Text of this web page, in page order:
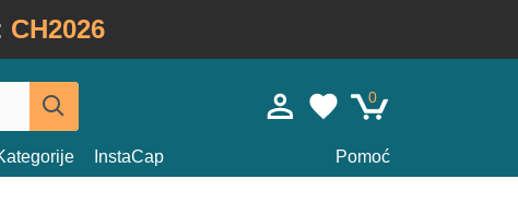
CH2026
0
InstaCap Pomoć